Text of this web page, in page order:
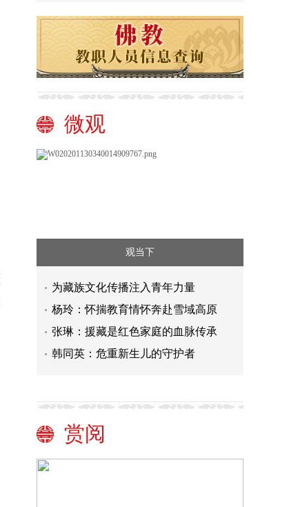
微观
观当下
为藏族文化传播注入青年力量
杨玲：怀揣教育情怀奔赴雪域高原
张琳：援藏是红色家庭的血脉传承
韩同英：危重新生儿的守护者
赏阅